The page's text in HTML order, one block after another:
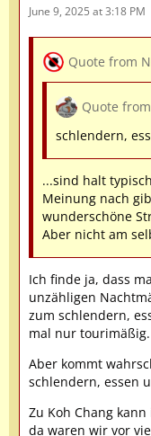
June 9, 2025 at 3:18 PM
Quote from
Quote
schlendern,
...sind halt
Meinung nach
wunderschöne
Aber nicht am
Ich finde ja, dass
unzähligen
zum schlendern,
mal nur tourimäßig.
Aber kommt
schlendern, essen
Zu Koh Chang
da waren wir vor